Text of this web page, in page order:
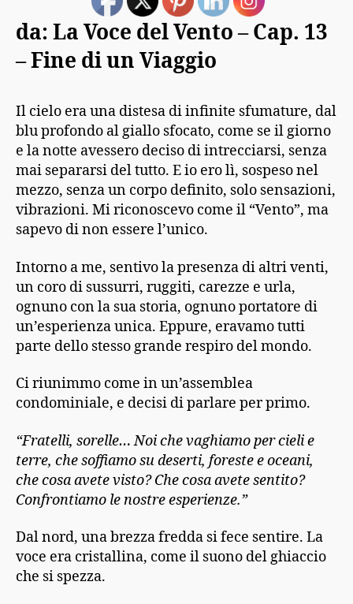
da: La Voce del Vento – Cap. 13
– Fine di un Viaggio
Il cielo era una distesa di infinite sfumature, dal
blu profondo al giallo sfocato, come se il giorno
e la notte avessero deciso di intrecciarsi, senza
mai separarsi del tutto. E io ero lì, sospeso nel
mezzo, senza un corpo definito, solo sensazioni,
vibrazioni. Mi riconoscevo come il “Vento”, ma
sapevo di non essere l’unico.
Intorno a me, sentivo la presenza di altri venti,
un coro di sussurri, ruggiti, carezze e urla,
ognuno con la sua storia, ognuno portatore di
un’esperienza unica. Eppure, eravamo tutti
parte dello stesso grande respiro del mondo.
Ci riunimmo come in un’assemblea
condominiale, e decisi di parlare per primo.
“Fratelli, sorelle… Noi che vaghiamo per cieli e
terre, che soffiamo su deserti, foreste e oceani,
che cosa avete visto? Che cosa avete sentito?
Confrontiamo le nostre esperienze.”
Dal nord, una brezza fredda si fece sentire. La
voce era cristallina, come il suono del ghiaccio
che si spezza.